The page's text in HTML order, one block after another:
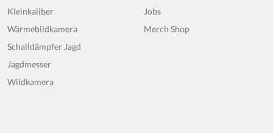
Kleinkaliber
Wärmebildkamera
Schalldämpfer Jagd
Jagdmesser
Wildkamera
Jobs
Merch Shop